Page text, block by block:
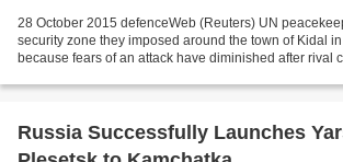
28 October 2015 defenceWeb (Reuters) UN
security zone they imposed around the town of Kidal
because fears of an attack have diminished after rival
Russia Successfully Launches